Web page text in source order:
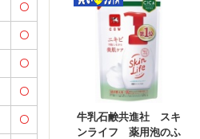
〇
〇
〇
〇
〇
牛乳石鹸共進社 スキ
ンライフ 薬用泡のふ